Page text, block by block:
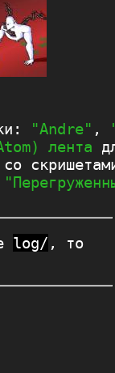
"Andre" ,
лента
со
log/ , то